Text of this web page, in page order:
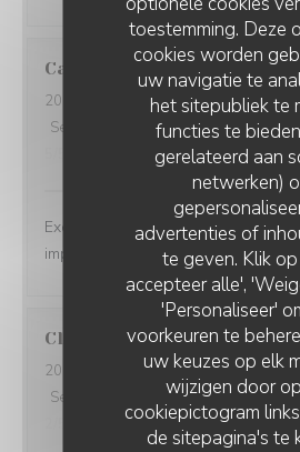
toestemming. Deze
cookies worden
uw navigatie te
het sitepubliek te
functies te
gerelateerd aan
netwerken)
advertenties of
te geven. Klik
accepteer alle',
'Personaliseer'
voorkeuren te
uw keuzes op elk
wijzigen door
cookiepictogram
de sitepagina's te
Catherine L
2026-08-08
- 12:30 - Gasten 3
Service
Atmosfeer: 5 /5 Keuken:5
Excellent repas dans un cadre
impeccable.
Claire
2026-08-08
- 12:00 - Gasten 2
Service
Atmosfeer:4/5 Keuken:3